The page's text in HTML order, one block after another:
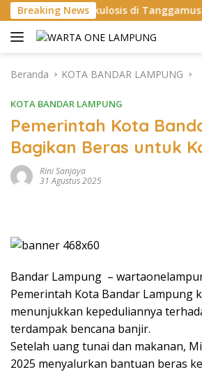
Langsung
ke
konten
Breaking News
di Tanggamus Apel
Beranda KOTA BANDAR LAMPUNG
KOTA BANDAR LAMPUNG
Pemerintah Kota
Bagikan Beras untuk
Rini Sanjaya
31 Agustus 2025
Bandar Lampung –
Pemerintah Kota Bandar Lampung
menunjukkan kepeduliannya
terdampak bencana banjir.
Setelah uang tunai dan makanan,
2025 menyalurkan bantuan beras